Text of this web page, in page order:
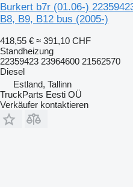
Burkert b7r (01.06-)
B8, B9, B12 bus (2005-)
418,55 € ≈ 391,10 CHF
Standheizung
22359423 23964600 21562570
Diesel
Estland, Tallinn
TruckParts Eesti OÜ
Verkäufer kontaktieren